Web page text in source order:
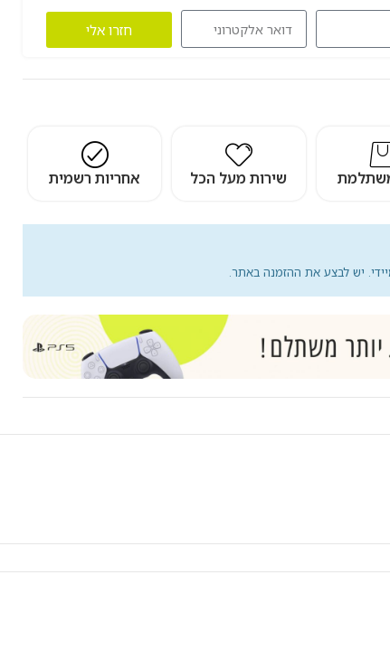
חזרו אלי
שירות מעל הכל אחריות רשמית
יש לבצע את ההזמנה באתר.